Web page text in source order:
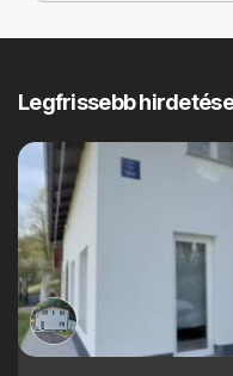
Legfrissebb